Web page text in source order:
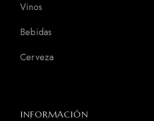
Vinos
Bebidas
Cerveza
INFORMACIÓN